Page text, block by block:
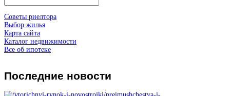
Советы риелтора
Выбор жилья
Карта сайта
Каталог недвижимости
Все об ипотеке
Последние новости